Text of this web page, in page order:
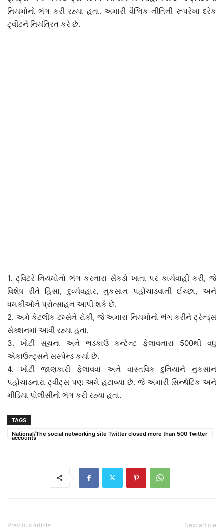
નિયમોનો ભંગ કરી રહ્યા હતા. અમારી વૈશ્વિક નીતિની રૂપરેખા દરેક
ટ્વીટને નિયંત્રિત કરે છે.
1. ટ્વિટરે નિયમોનો ભંગ કરનારા સેંકડો ખાતા પર કાર્યવાહી કરી, જે
વિશેષ રીતે હિંસા, દુર્વ્યવહાર, નુકસાન પહોંચાડવાની ઈચ્છા, અને
ધમકીઓને પ્રોત્સાહન આપી શકે છે.
2. અમે કેટલીક ટર્મ્સને રોકી, જે અમારા નિયમોનો ભંગ કરીને ટ્રેન્ડ્સ
સેક્શનમાં આવી રહ્યા હતા.
3. ખોટી સૂચના અને ભડકાઉ કન્ટેન્ટ ફેલાવનારા 500થી વધુ
એકાઉન્ટ્સને સસ્પેન્ડ કર્યા છે.
4. ખોટી જાણકારી ફેલાવવા અને વાસ્તવિક દુનિયાને નુકસાન
પહોંચાડનારા ટ્વીટ્સ પણ અમે હટાવ્યા છે. જે અમારી સિન્થેટિક અને
મીડિયા પોલીસીનો ભંગ કરી રહ્યા હતા.
TAGS
National/The social networking site Twitter closed more than 500 Twitter
accounts
Previous article Next article